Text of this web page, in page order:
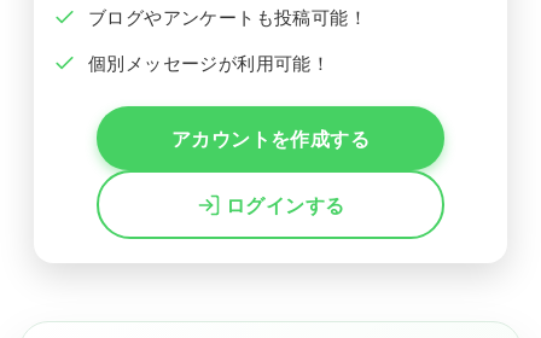
ブログやアンケートも投稿可能！
個別メッセージが利用可能！
アカウントを作成する
ログインする